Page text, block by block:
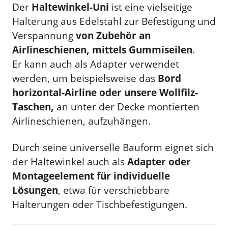
Der Haltewinkel-Uni ist eine vielseitige
Halterung aus Edelstahl zur Befestigung und
Verspannungvon Zubehör an
Airlineschienen, mittels Gummiseilen.
Er kann auch als Adapter verwendet
werden, um beispielsweise das Bord
horizontal-Airline oder unsere Wollfilz-
Taschen, an unter der Decke montierten
Airlineschienen, aufzuhängen.
Durch seine universelle Bauform eignet sich
der Haltewinkel auch alsAdapter oder
Montageelement für individuelle
Lösungen, etwa für verschiebbare
Halterungen oder Tischbefestigungen.